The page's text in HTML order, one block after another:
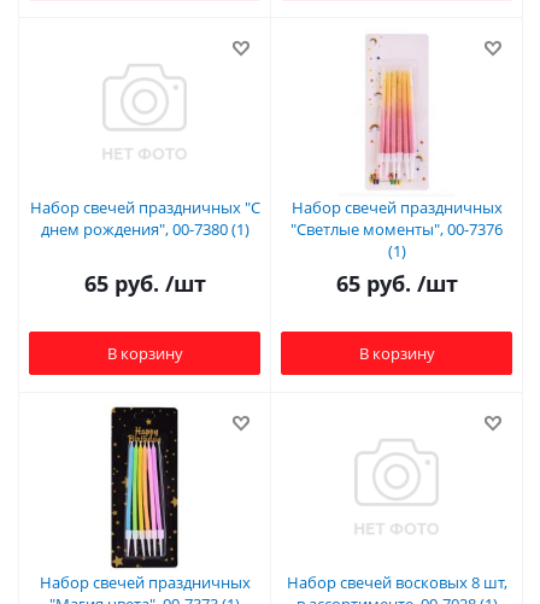
Набор свечей праздничных "С
днем рождения", 00-7380 (1)
65руб. /шт
В корзину
Набор свечей праздничных
"Светлые моменты", 00-7376
(1)
65руб. /шт
В корзину
Набор свечей праздничных
Набор свечей восковых 8 шт,